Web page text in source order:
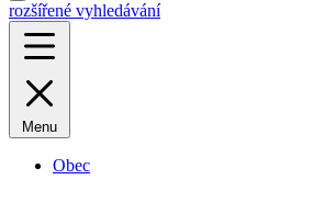
rozšířené vyhledávání
Menu
Obec